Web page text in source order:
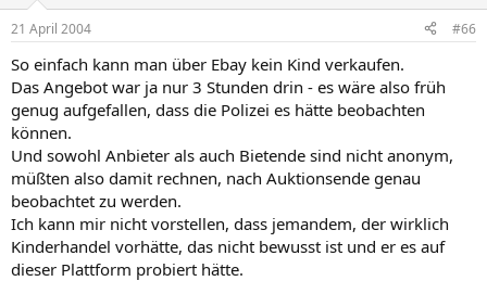
21 April 2004 #66
So einfach kann man über Ebay kein Kind verkaufen.
Das Angebot war ja nur 3 Stunden drin - es wäre also früh
genug aufgefallen, dass die Polizei es hätte beobachten
können.
Und sowohl Anbieter als auch Bietende sind nicht anonym,
müßten also damit rechnen, nach Auktionsende genau
beobachtet zu werden.
Ich kann mir nicht vorstellen, dass jemandem, der wirklich
Kinderhandel vorhätte, das nicht bewusst ist und er es auf
dieser Plattform probiert hätte.